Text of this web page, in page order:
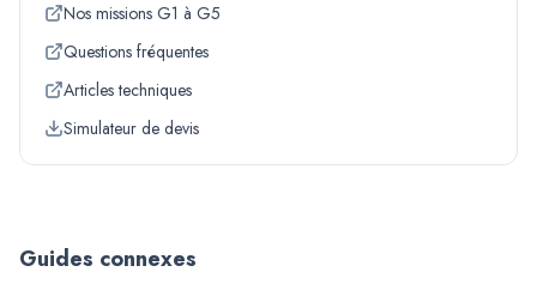
Nos missions G1 à G5
Questions fréquentes
Articles techniques
Simulateur de devis
Guides connexes